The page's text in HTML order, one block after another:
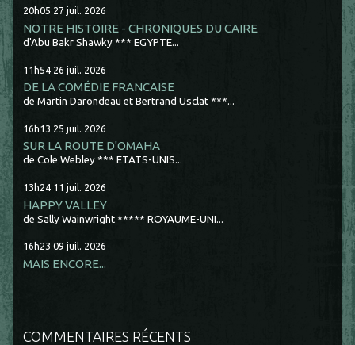
20h05 27 juil. 2026
NOTRE HISTOIRE - CHRONIQUES DU CAIRE
d'Abu Bakr Shawky *** EGYPTE...
11h54 26 juil. 2026
DE LA COMÉDIE FRANCAISE
de Martin Darondeau et Bertrand Usclat ***...
16h13 25 juil. 2026
SUR LA ROUTE D'OMAHA
de Cole Webley *** ETATS-UNIS...
13h24 11 juil. 2026
HAPPY VALLEY
de Sally Wainwright ***** ROYAUME-UNI...
16h23 09 juil. 2026
MAIS ENCORE...
COMMENTAIRES RÉCENTS